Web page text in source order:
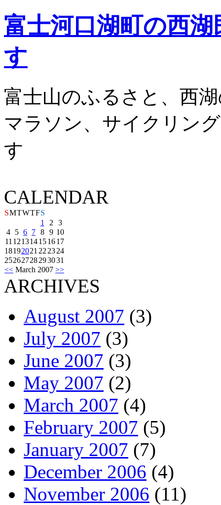
富士河口湖町の西
す
富士山のふるさと、西
マラソン、サイクリン
す
CALENDAR
SMTWTFS
1
2
3
4 5 6 7 8 9 10
11 12131415 16 17
18192021 22 23 24
25262728293031
<< March 2007 >>
ARCHIVES
August 2007 (3)
July 2007 (3)
June 2007 (3)
May 2007 (2)
March 2007 (4)
February 2007 (5)
January 2007 (7)
December 2006 (4)
November 2006 (11)